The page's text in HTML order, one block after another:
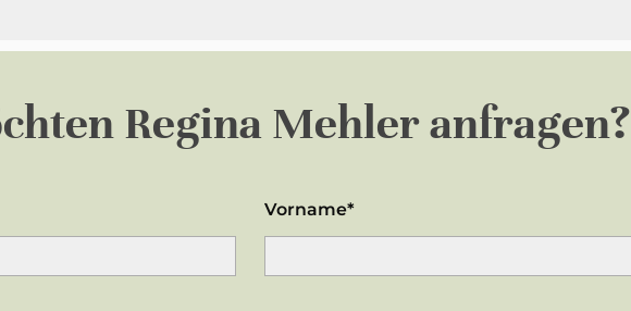
Regina Mehler anfragen?
Vorname*